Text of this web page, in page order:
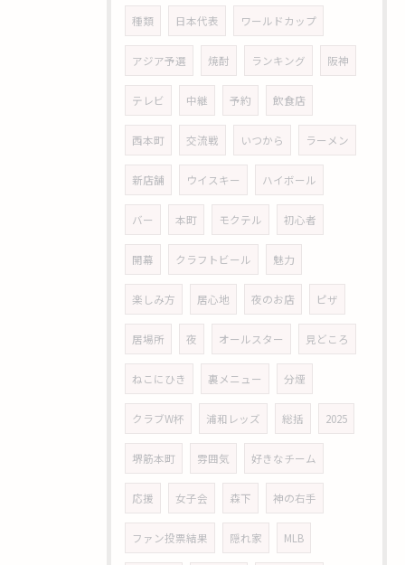
種類 日本代表 ワールドカップ
アジア予選 焼酎 ランキング 阪神
テレビ 中継 予約 飲食店
西本町 交流戦 いつから ラーメン
新店舗 ウイスキー ハイボール
バー 本町 モクテル 初心者
開幕 クラフトビール 魅力
楽しみ方 居心地 夜のお店 ピザ
居場所 夜 オールスター 見どころ
ねこにひき 裏メニュー 分煙
クラブW杯 浦和レッズ 総括 2025
堺筋本町 雰囲気 好きなチーム
応援 女子会 森下 神の右手
ファン投票結果 隠れ家 MLB